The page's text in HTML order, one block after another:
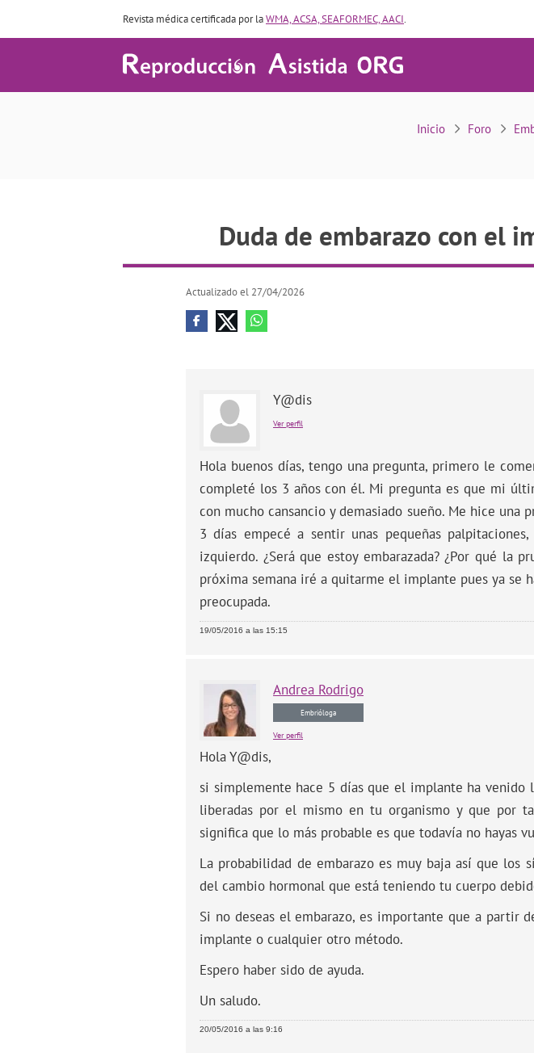
Revista médica certificada por laWMA, ACSA, SEAFORMEC, AACI.
Duda de embarazo con el implante
Inicio Foro
Duda de embarazo con el
Actualizado el 27/04/2026
Y@dis
Ver perfil
Hola buenos días, tengo una pregunta, primero le
completé los 3 años con él. Mi pregunta es que mi
con mucho cansancio y demasiado sueño. Me hice una
3 días empecé a sentir unas pequeñas
izquierdo. ¿Será que estoy embarazada? ¿Por qué la
próxima semana iré a quitarme el implante pues ya se
preocupada.
19/05/2016 a las 15:15
Andrea Rodrigo
Embrióloga
Ver perfil
Hola Y@dis,
si simplemente hace 5 días que el implante ha venido
liberadas por el mismo en tu organismo y que por
significa que lo más probable es que todavía no hayas
La probabilidad de embarazo es muy baja así que los
del cambio hormonal que está teniendo tu cuerpo
Si no deseas el embarazo, es importante que a partir
implante o cualquier otro método.
Espero haber sido de ayuda.
Un saludo.
20/05/2016 a las 9:16